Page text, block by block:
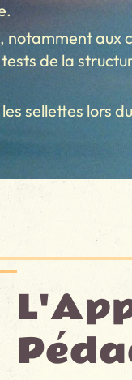
aux
de la
sellettes lors